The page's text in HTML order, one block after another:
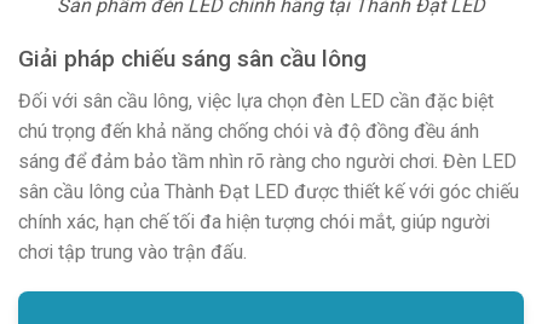
Sản phẩm đèn LED chính hãng tại Thành Đạt LED
Giải pháp chiếu sáng sân cầu lông
Đối với sân cầu lông, việc lựa chọn đèn LED cần đặc biệt
chú trọng đến khả năng chống chói và độ đồng đều ánh
sáng để đảm bảo tầm nhìn rõ ràng cho người chơi. Đèn LED
sân cầu lông của Thành Đạt LED được thiết kế với góc chiếu
chính xác, hạn chế tối đa hiện tượng chói mắt, giúp người
chơi tập trung vào trận đấu.